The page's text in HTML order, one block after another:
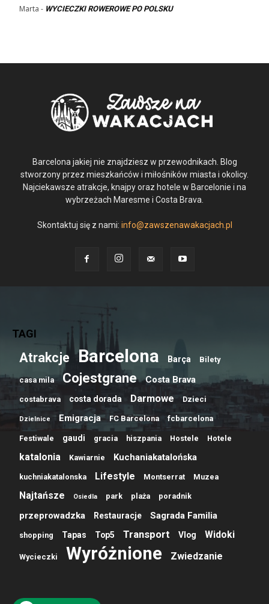
Marta - WYCIECZKI ROWEROWE PO POLSKU
Barcelona jakiej nie znajdziesz w przewodnikach. Blog
stworzony przez mieszkańców i miłośników miasta i okolicy.
Najciekawsze atrakcje, knajpy oraz hotele w Barcelonie i na
wybrzeżach Maresme i Costa Brava.
Skontaktuj się z nami: info@zawszenawakacjach.pl
TAGI
Atrakcje Barcelona Barça Bilety
casa mila Cojestgrane Costa Brava
costabrava costa dorada Darmowe Dzieci
Dzielnice Emigracja FC Barcelona fcbarcelona
Festiwale gaudi gracia hiszpania Hostele Hotele
katalonia Kawiarnie Kuchaniakatalońska
kuchniakatalonska Lifestyle Montserrat Muzea
Najtańsze Osiedla park plaża poradnik
przeprowadzka Restauracje Sagrada Familia
shopping Tapas Top5 Transport Vlog Widoki
Wycieczki Wyróżnione Zwiedzanie